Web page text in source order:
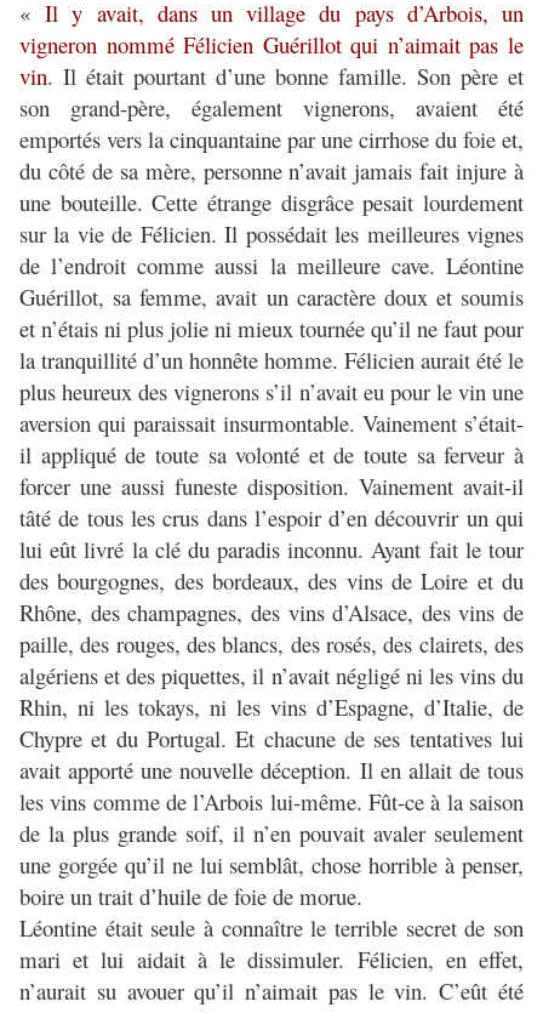
«Il y avait, dans un village du pays d’Arbois, un
vigneron nommé Félicien Guérillot qui n’aimait pas le
vin. Il était pourtant d’une bonne famille. Son père et
son grand-père, également vignerons, avaient été
emportés vers la cinquantaine par une cirrhose du foie et,
du côté de sa mère, personne n’avait jamais fait injure à
une bouteille. Cette étrange disgrâce pesait lourdement
sur la vie de Félicien. Il possédait les meilleures vignes
de l’endroit comme aussi la meilleure cave. Léontine
Guérillot, sa femme, avait un caractère doux et soumis
et n’étais ni plus jolie ni mieux tournée qu’il ne faut pour
la tranquillité d’un honnête homme. Félicien aurait été le
plus heureux des vignerons s’il n’avait eu pour le vin une
aversion qui paraissait insurmontable. Vainement s’était-
il appliqué de toute sa volonté et de toute sa ferveur à
forcer une aussi funeste disposition. Vainement avait-il
tâté de tous les crus dans l’espoir d’en découvrir un qui
lui eût livré la clé du paradis inconnu. Ayant fait le tour
des bourgognes, des bordeaux, des vins de Loire et du
Rhône, des champagnes, des vins d’Alsace, des vins de
paille, des rouges, des blancs, des rosés, des clairets, des
algériens et des piquettes, il n’avait négligé ni les vins du
Rhin, ni les tokays, ni les vins d’Espagne, d’Italie, de
Chypre et du Portugal. Et chacune de ses tentatives lui
avait apporté une nouvelle déception. Il en allait de tous
les vins comme de l’Arbois lui-même. Fût-ce à la saison
de la plus grande soif, il n’en pouvait avaler seulement
une gorgée qu’il ne lui semblât, chose horrible à penser,
boire un trait d’huile de foie de morue.
Léontine était seule à connaître le terrible secret de son
mari et lui aidait à le dissimuler. Félicien, en effet,
n’aurait su avouer qu’il n’aimait pas le vin. C’eût été